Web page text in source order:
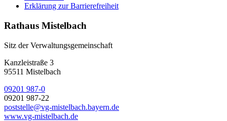
Erklärung zur Barrierefreiheit
Rathaus Mistelbach
Sitz der Verwaltungsgemeinschaft
Kanzleistraße 3
95511 Mistelbach
09201 987-0
09201 987-22
poststelle@vg-mistelbach.bayern.de
www.vg-mistelbach.de